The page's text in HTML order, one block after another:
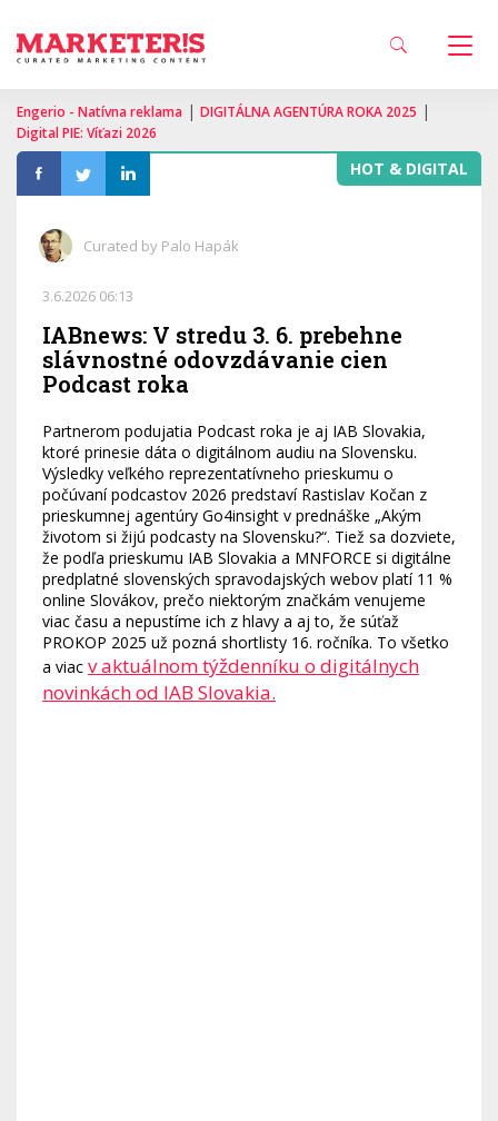
Engerio - Natívna reklama | DIGITÁLNA AGENTÚRA ROKA 2025 |
Digital PIE: Víťazi 2026
HOT & DIGITAL
Curated by Palo Hapák
3.6.2026 06:13
IABnews: V stredu 3. 6. prebehne
slávnostné odovzdávanie cien
Podcast roka
Partnerom podujatia Podcast roka je aj IAB Slovakia,
ktoré prinesie dáta o digitálnom audiu na Slovensku.
Výsledky veľkého reprezentatívneho prieskumu o
počúvaní podcastov 2026 predstaví Rastislav Kočan z
prieskumnej agentúry Go4insight v prednáške „Akým
životom si žijú podcasty na Slovensku?“. Tiež sa dozviete,
že podľa prieskumu IAB Slovakia a MNFORCE si digitálne
predplatné slovenských spravodajských webov platí 11 %
online Slovákov, prečo niektorým značkám venujeme
viac času a nepustíme ich z hlavy a aj to, že súťaž
PROKOP 2025 už pozná shortlisty 16. ročníka. To všetko
a viac v aktuálnom týždenníku o digitálnych
novinkách od IAB Slovakia.